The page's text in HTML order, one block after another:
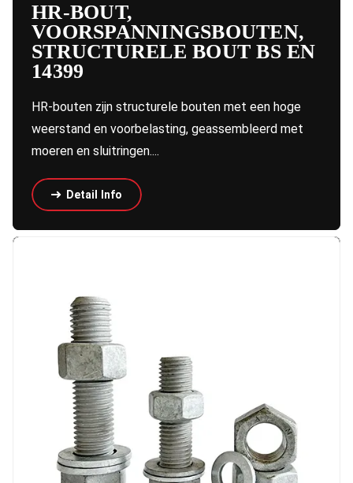
HR-BOUT,
VOORSPANNINGSBOUTEN,
STRUCTURELE BOUT BS EN
14399
HR-bouten zijn structurele bouten met een hoge
weerstand en voorbelasting, geassembleerd met
moeren en sluitringen....
Detail Info